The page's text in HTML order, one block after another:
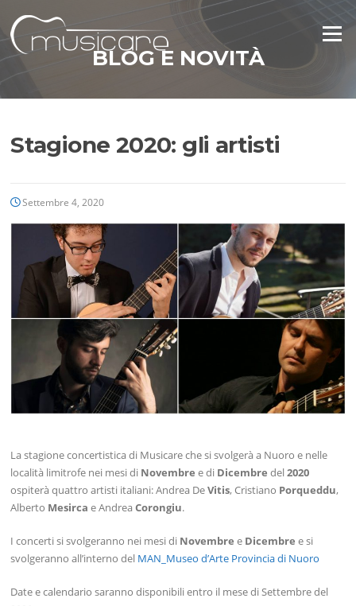
contenuto
Menu
BLOG E NOVITÀ
Stagione 2020: gli artisti
Settembre 4, 2020
La stagione concertistica di Musicare che si svolgerà a Nuoro e nelle
località limitrofe nei mesi di Novembree di Dicembredel2020
ospiterà quattro artisti italiani: Andrea DeVitis, Cristiano Porqueddu,
Alberto Mesircae AndreaCorongiu.
I concerti si svolgeranno nei mesi di Novembre e Dicembree si
svolgeranno all’interno del MAN_Museo d’Arte Provincia di Nuoro
Date e calendario saranno disponibili entro il mese di Settembre del